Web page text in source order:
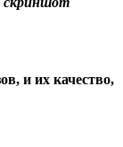
и их качество,